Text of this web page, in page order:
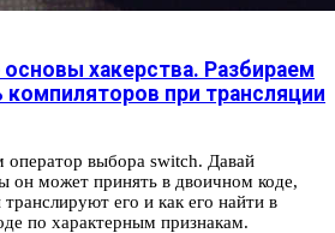
хакерства. Разбираем
при трансляции
оператор выбора switch. Давай
он может принять в двоичном коде,
его и как его найти в
по характерным признакам.